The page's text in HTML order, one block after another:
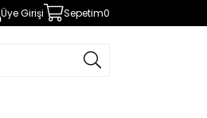
Üye Girişi Sepetim0